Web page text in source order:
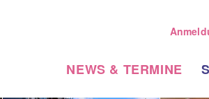
NEWS & TERMINE